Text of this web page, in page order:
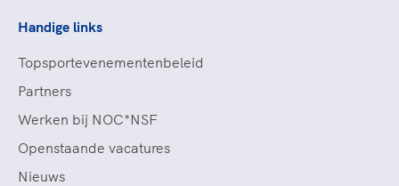
Handige links
Topsportevenementenbeleid
Partners
Werken bij NOC*NSF
Openstaande vacatures
Nieuws